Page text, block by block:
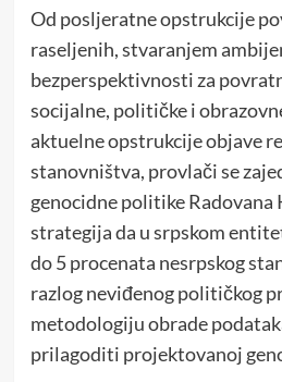
Od posljeratne opstrukcije
raseljenih, stvaranjem
bezperspektivnosti za
socijalne, političke i
aktuelne opstrukcije objave
stanovništva, provlači se
genocidne politike Radovana
strategija da u srpskom
do 5 procenata nesrpskog
razlog neviđenog političkog
metodologiju obrade
prilagoditi projektovanoj